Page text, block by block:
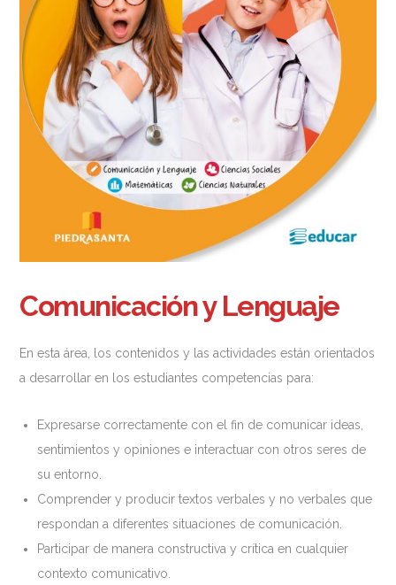
Comunicación y Lenguaje
En esta área, los contenidos y las actividades están orientados
a desarrollar en los estudiantes competencias para:
Expresarse correctamente con el fin de comunicar ideas,
sentimientos y opiniones e interactuar con otros seres de
su entorno.
Comprender y producir textos verbales y no verbales que
respondan a diferentes situaciones de comunicación.
Participar de manera constructiva y crítica en cualquier
contexto comunicativo.